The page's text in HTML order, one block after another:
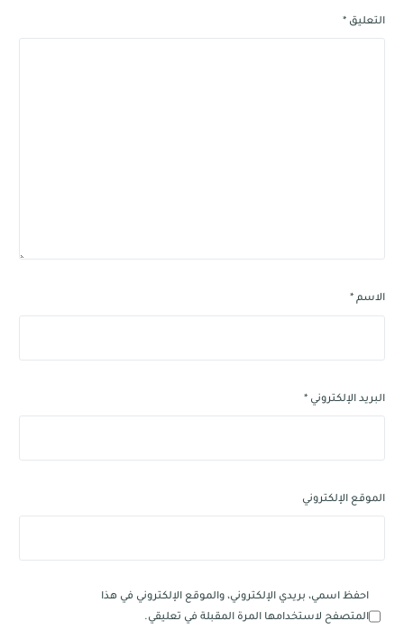
التعليق*
الاسم *
البريد الإلكتروني*
الموقع الإلكتروني
احفظ اسمي، بريدي الإلكتروني، والموقع الإلكتروني في هذا
المتصفح لاستخدامها المرة المقبلة في تعليقي.